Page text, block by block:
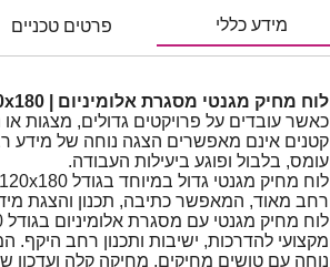
מידע כללי פרטים טכניים
לוח מחיק מגנטי מסגרת אלומיניום | 120x180 ס"מ
כאשר עובדים על פרויקטים גדולים, מצגות
קטנים אינם מאפשרים הצגה נוחה של מידע
עומס, בלבול ופוגע ביעילות העבודה.
רחב מאוד, המאפשר כתיבה, תכנון והצגת
מקצועי להדרכות, ישיבות ותכנון רחב
נוחה עם טושים מחיקים, מחיקה קלה ועדכון